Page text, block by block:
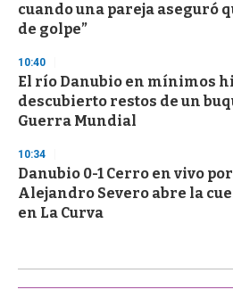
cuando una pareja aseguró
de golpe”
10:40
El río Danubio en mínimos
descubierto restos de un
Guerra Mundial
10:34
Danubio 0-1 Cerro en vivo
Alejandro Severo abre la
en La Curva